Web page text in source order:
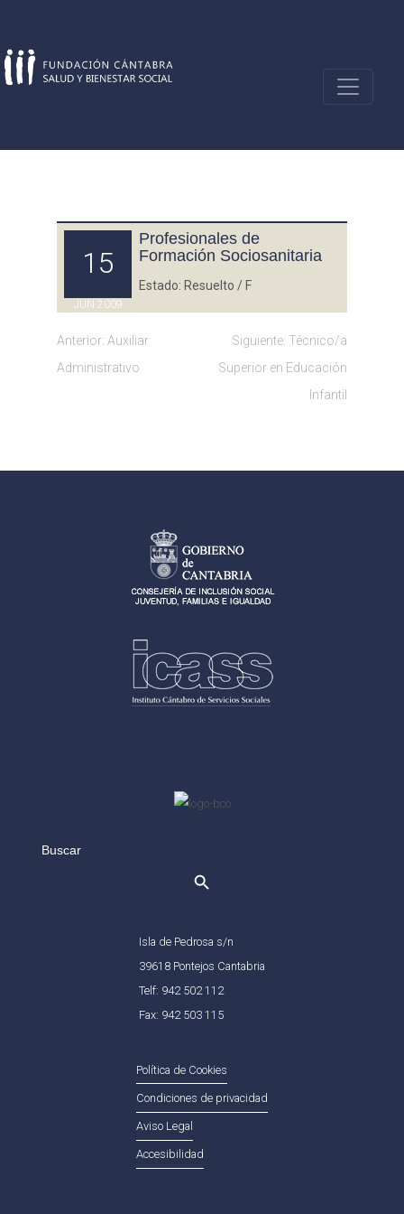
content
15
JUN 2009
Profesionales de
Formación Sociosanitaria
Estado: Resuelto / F
Navegación
Anterior: Auxiliar
Administrativo
Siguiente: Técnico/a
Superior en Educación
Infantil
for:
Isla de Pedrosa s/n
39618 Pontejos Cantabria
Telf: 942 502 112
Fax: 942 503 115
Política de Cookies
Condiciones de privacidad
Aviso Legal
Accesibilidad